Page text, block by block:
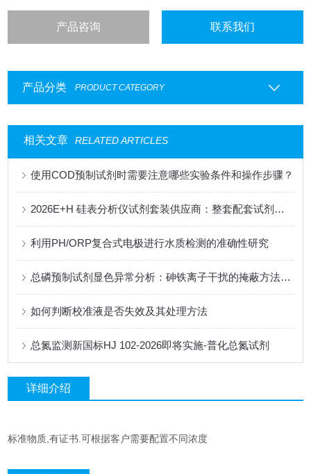
产品咨询 联系我们
产品分类 PRODUCT CATEGORY
相关文章 RELATED ARTICLES
使用COD预制试剂时需要注意哪些实验条件和操作步骤？
2026E+H 硅表分析仪试剂套装供应商：整套配套试剂，适配电厂在线监测场景
利用PH/ORP复合式电极进行水质检测的准确性研究
总磷预制试剂显色异常分析：砷铁离子干扰的掩蔽方法与质控样验证
如何判断校准液是否失效及其处理方法
总氮监测新国标HJ 102-2026即将实施-普化总氮试剂
详细介绍
标准物质,有证书.可根据客户需要配置不同浓度